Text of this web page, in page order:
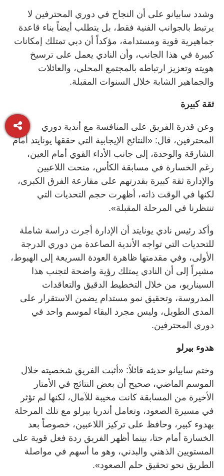
وشدد سابيانو على أن النجاح في دوري المحترفين لا
يرتبط بالجوانب الفنية فقط، بل يتطلب أيضاً بناء قاعدة
جماهيرية قوية ومستدامة، مؤكداً أن دبي تمتلك إمكانات
كبيرة في هذا الجانب، وأن النادي يعمل على ترسيخ
هويته وتعزيز ارتباطه بالمجتمع المحلي، والعائلات
والجماهير الشابة خلال السنوات المقبلة.
ثقة كبيرة
وعن قدرة الفريق على المنافسة مع أندية دوري
المحترفين، قال: «النتائج الإيجابية التي حققها يونايتد أمام
الشارقة والوحدة، إلى جانب الأداء القوي أمام العين،
رغم الخسارة في مسابقة الكأس، منحت اللاعبين
والإدارة ثقة كبيرة بقدرتهم على مقارعة الفرق الكبرى،
لكنها في الوقت ذاته، أظهرت حجم التحديات التي
تنتظرنا في المرحلة المقبلة».
وأكد رئيس نادي يونايتد أن الإدارة أجرت دراسة شاملة
للتحديات التي تواجه الأندية الصاعدة من دوري الدرجة
الأولى، وفي مقدمتها ظاهرة العودة السريعة إلى الهبوط،
مشيراً إلى أن النادي يمتلك رؤية واضحة لتجنب هذا
السيناريو، من خلال التخطيط الدقيق والتعاقدات
المدروسة، وتحقيق نمو مستدام يضمن الاستقرار على
المدى الطويل، وليس مجرد البقاء لموسم واحد في
دوري المحترفين.
هدوء بيرلو
وختم سابيانو حديثه قائلاً: «أثبت الفريق شخصيته خلال
الموسم الماضي، صحيح أن بعض النتائج في الأمتار
الأخيرة من المسابقة كانت مخيبة للآمال، لكنها لم تؤثر
في مسيرة الصعود، وتعامل أندريا بيرلو مع تلك المرحلة
بهدوء كبير، وحافظ على تركيز اللاعبين، خصوصاً بعد
الخسارة أمام حتا، بينما أظهر الفريق ردة فعل قوية على
المستويين الذهني والبدني، وهو ما أسهم في مواصلة
الطريق نحو تحقيق حلم الصعود».